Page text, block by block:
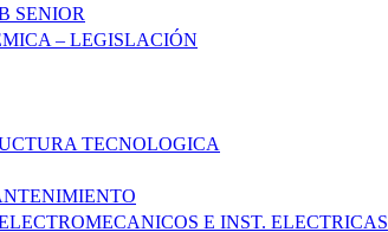
SENIOR
– LEGISLACIÓN
TECNOLOGICA
E INST. ELECTRICAS